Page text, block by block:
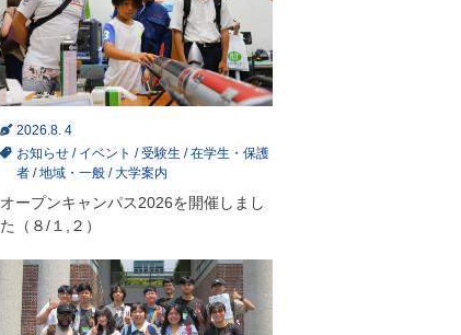
2026.8. 4
お知らせ / イベント /受験生 /在学生・保護
者 /地域・一般 /大学案内
オープンキャンパス2026を開催しまし
た（８/１,２）